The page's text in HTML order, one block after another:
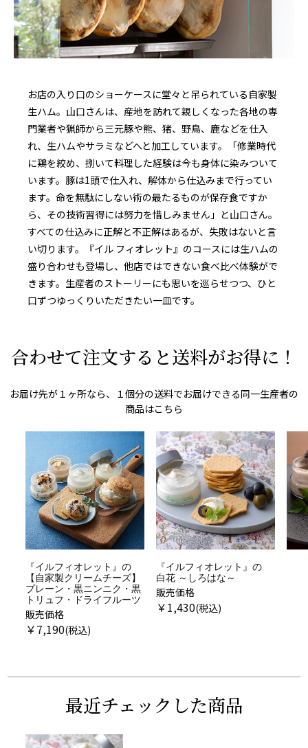
お店の入り口のショーケースに堂々と吊られている自家製
生ハム。山口さんは、産地を訪れて親しくなった各地の専
門業者や猟師から三元豚や熊、猪、野鳥、鹿などを仕入
れ、生ハムやサラミなどへと加工しています。「修業時代
に鶏を絞め、捌いて料理した経験は今も身体に染みついて
います。豚は1頭で仕入れ、解体から仕込みまで行ってい
ます。命を無駄にしない術の最たるものが保存食ですか
ら、その技術習得には努力を惜しみません」と山口さん。
すべての仕込みに正解と不正解はあるが、失敗はないと言
い切ります。『イル フィオレット』のコースには生ハムの
盛り合わせも登場し、他店ではできない食べ比べ体験がで
きます。生産者のストーリーにも思いを巡らせつつ、ひと
口ずつゆっくりいただきたい一皿です。
合わせて注文すると送料がお得に！
お届け先が１ヶ所なら、１個分の送料でお届けできる同一生産者の
商品はこちら
『イルフィオレット』の
白花 ～しろはな～
販売価格
￥ 1,430
『イルフィオレット』の
黒花 ～こっか～4個セット
販売価格
￥7,350
最近チェックした商品